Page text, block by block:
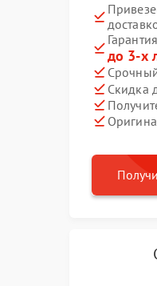
до 3-х
Скидка